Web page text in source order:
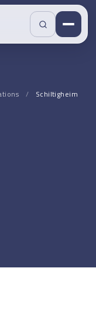
/ Schiltigheim